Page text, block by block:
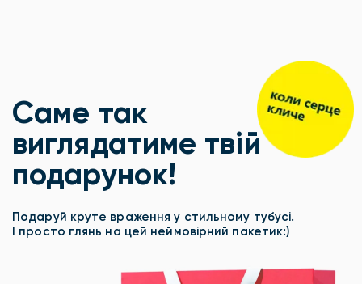
Саме так
виглядатиме твій
подарунок!
Подаруй круте враження у стильному тубусі.
І просто глянь на цей неймовірний пакетик:)